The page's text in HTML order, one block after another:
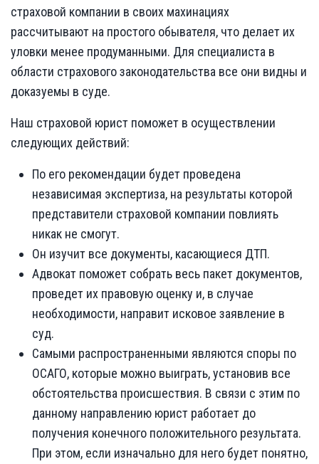
страховой компании в своих махинациях
рассчитывают на простого обывателя, что делает их
уловки менее продуманными. Для специалиста в
области страхового законодательства все они видны и
доказуемы в суде.
Наш страховой юрист поможет в осуществлении
следующих действий:
По его рекомендации будет проведена
независимая экспертиза, на результаты которой
представители страховой компании повлиять
никак не смогут.
Он изучит все документы, касающиеся ДТП.
Адвокат поможет собрать весь пакет документов,
проведет их правовую оценку и, в случае
необходимости, направит исковое заявление в
суд.
Самыми распространенными являются споры по
ОСАГО, которые можно выиграть, установив все
обстоятельства происшествия. В связи с этим по
данному направлению юрист работает до
получения конечного положительного результата.
При этом, если изначально для него будет понятно,